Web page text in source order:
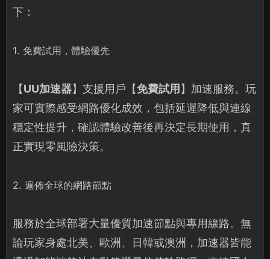
下：
1. 免費試用，體驗優先
【UU加速器】支援用戶【免費試用 】加速服務。玩
家可實際感受網路優化成效，包括延遲降低與連線
穩定性提升，確認體驗改善後再決定長期使用，真
正實現零風險決策。
2. 遍佈全球的網路節點
服務於全球部署大量優質加速節點與專用線路。無
論玩家身處北美、歐洲、日韓或澳洲，加速器皆能